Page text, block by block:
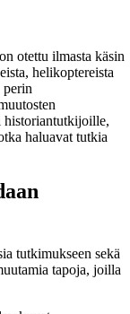
otettu ilmasta käsin
helikoptereista
historiantutkijoille,
haluavat tutkia
tutkimukseen sekä
tapoja, joilla